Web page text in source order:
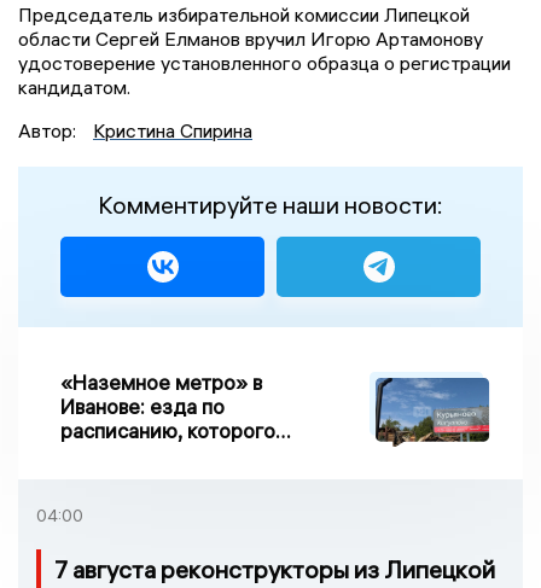
Председатель избирательной комиссии Липецкой
области Сергей Елманов вручил Игорю Артамонову
удостоверение установленного образца о регистрации
кандидатом.
Автор:
Кристина Спирина
Комментируйте наши новости:
«Наземное метро» в
Иванове: езда по
расписанию, которого
04:00
7 августа реконструкторы из Липецкой